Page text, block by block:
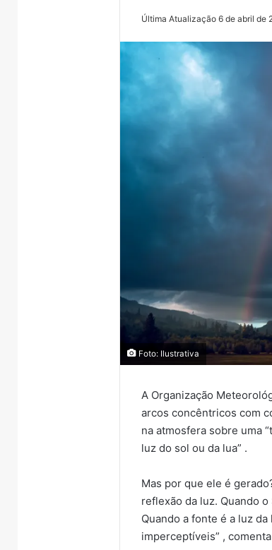
Última Atualização 6 de abril de
Foto: Ilustrativa
A Organização
arcos concêntricos com
na atmosfera sobre uma
luz do sol ou da lua” .
Mas por que ele é
reflexão da luz. Quando
Quando a fonte é a luz
imperceptíveis” , comenta